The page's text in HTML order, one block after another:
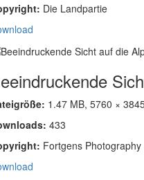
Die Landpartie
1.47 MB, 5760 ×
433
Fortgens